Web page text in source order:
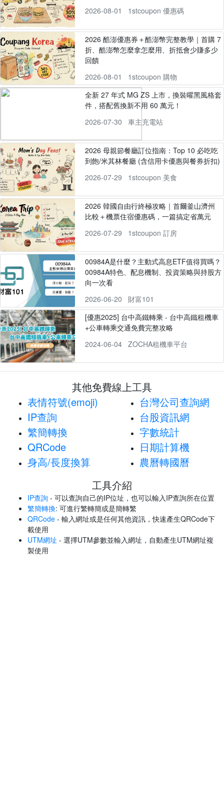
2026-08-01
1stcoupon 優惠碼
2026 酷澎優惠券＋酷澎幣完整教學｜首購 7
折、酷澎幣怎麼拿怎麼用、折抵會少賺多少
回饋
2026-08-01
1stcoupon 購物
全新 27 年式 MG ZS 上市，換裝曜黑風格套
件，搭配舊換新不用 60 萬元！
2026-07-30
車主充電站
2026 母親節餐廳訂位指南：Top 10 必吃吃
到飽/米其林餐廳 (含信用卡優惠與餐券折扣)
2026-07-29
1stcoupon 美食
2026 韓國自由行終極攻略｜首爾釜山濟州
比較＋機票住宿優惠碼，一篇搞定省萬元
2026-07-29
1stcoupon 訂房
00984A是什麼？主動式高息ETF值得買嗎？
00984A特色、配息機制、投資策略與持股方
向一次看
2026-06-20
財富101
[優惠2025] 台中高鐵轉乘 - 台中高鐵租機車
+公車轉乘交通免費完整攻略
2024-06-04
ZOCHA租機車平台
其他免費線上工具
表情符號(emoji)
IP查詢
繁簡轉換
QRCode
身高/長度換算
台灣公司查詢網
台股資訊網
字數統計
日期計算機
農曆轉國曆
工具介紹
IP查詢 - 可以查詢自己的IP位址，也可以輸入IP查詢所在位置
繁簡轉換: 可進行繁轉簡或是簡轉繁
QRCode - 輸入網址或是任何其他資訊，快速產生QRCode下
載使用
UTM網址 - 選擇UTM參數並輸入網址，自動產生UTM網址複
製使用